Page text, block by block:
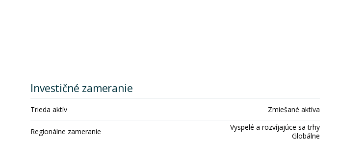
Investičné zameranie
Trieda aktív Zmiešané aktíva
Regionálne zameranie
Vyspelé a rozvíjajúce sa trhy
Globálne